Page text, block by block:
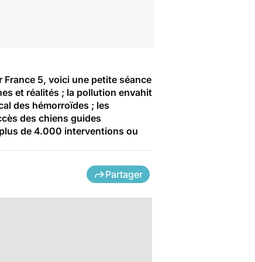
5, voici une petite séance
et réalités ; la pollution envahit
des hémorroïdes ; les
des chiens guides
de 4.000 interventions ou
Partager